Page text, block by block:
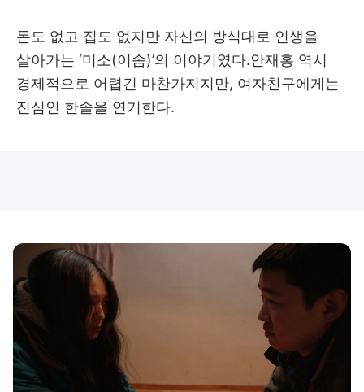
돈도 없고 집도 없지만 자신의 방식대로 인생을
살아가는 ‘미소(이솜)’의 이야기였다.안재홍 역시
경제적으로 어렵긴 마찬가지지만, 여자친구에게는
진심인 한솔을 연기한다.